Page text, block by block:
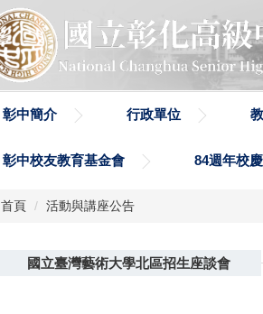
彰中簡介 行政單位
彰中校友教育基金會 84週年校慶
首頁 活動與講座公告
國立臺灣藝術大學北區招生座談會